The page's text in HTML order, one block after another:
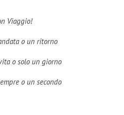
Viaggio!
o un ritorno
o solo un giorno
o un secondo